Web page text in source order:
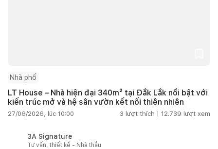
Nhà phố
LT House – Nhà hiện đại 340m² tại Đắk Lắk nổi bật với
kiến trúc mở và hệ sân vườn kết nối thiên nhiên
27/06/2026, lúc 10:00 3 lượt thích | 12.739 lượt xem
3A Signature
Tư vấn, thiết kế - Nhà thầu